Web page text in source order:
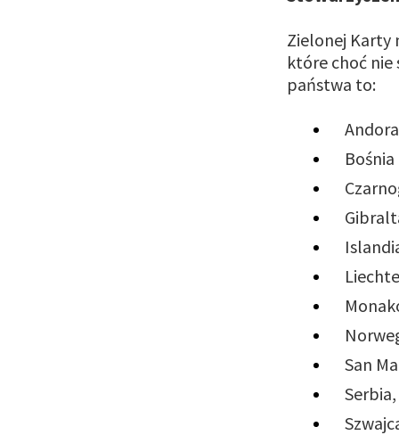
Zielonej Karty
które choć nie
państwa to:
San
Serbia,